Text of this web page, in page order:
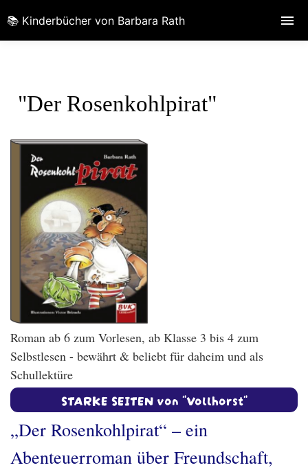
"Der Rosenkohlpirat"
Roman ab 6 zum Vorlesen, ab Klasse 3 bis 4 zum
Selbstlesen - bewährt & beliebt für daheim und als
Schullektüre
STARKE SEITEN von "Vollhorst"
„Der Rosenkohlpirat“ – ein
Abenteuerroman über Freundschaft,
📚 Kinderbücher von Barbara Rath